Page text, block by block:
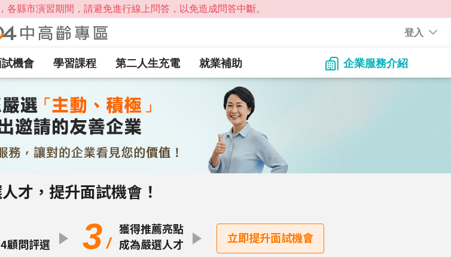
登入
機會 學習課程 第二人生充電 就業補助 企業服務介紹
才，提升面試機會！
顧問評選 3 /
獲得推薦亮點
成為嚴選人才
立即提升面試機會